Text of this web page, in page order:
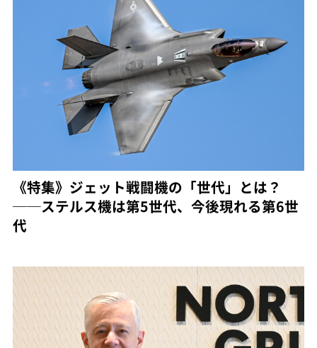
《特集》ジェット戦闘機の「世代」とは？
──ステルス機は第5世代、今後現れる第6世
代